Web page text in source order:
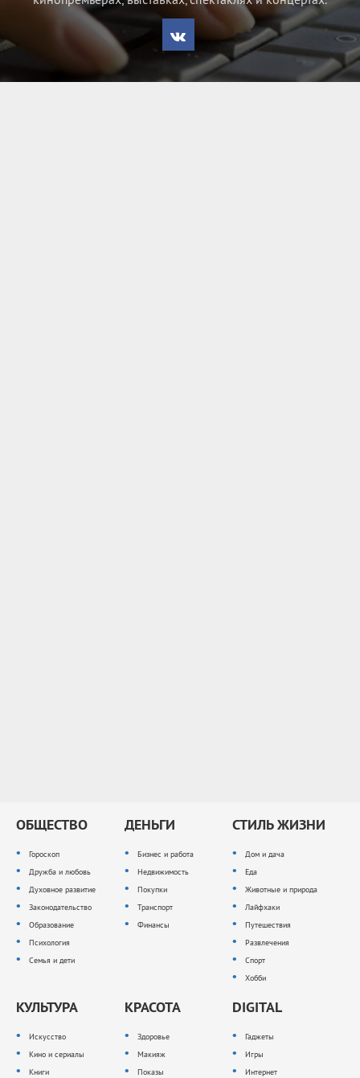
ОБЩЕСТВО
Гороскоп
Дружба и любовь
Духовное развитие
Законодательство
Образование
Психология
Семья и дети
ДЕНЬГИ
Бизнес и работа
Недвижимость
Покупки
Транспорт
Финансы
СТИЛЬ ЖИЗНИ
Дом и дача
Еда
Животные и природа
Лайфхаки
Путешествия
Развлечения
Спорт
Хобби
КУЛЬТУРА
Искусство
Кино и сериалы
Книги
КРАСОТА
Здоровье
Макияж
Показы
DIGITAL
Гаджеты
Игры
Интернет